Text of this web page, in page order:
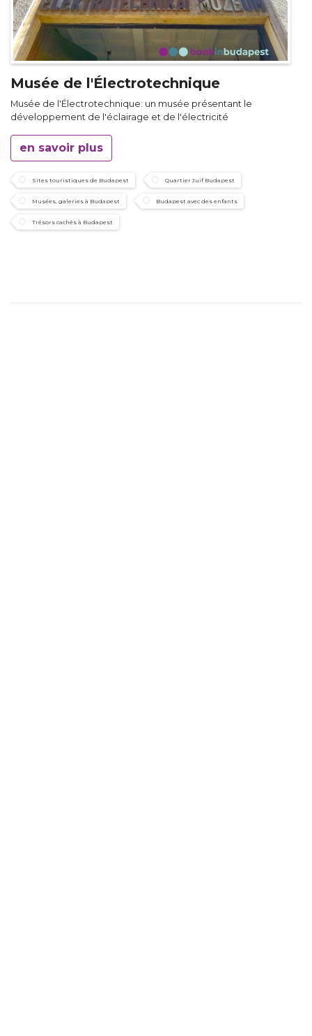
Musée de l'Électrotechnique
Musée de l'Électrotechnique: un musée présentant le
développement de l'éclairage et de l'électricité
en savoir plus
Sites touristiques de Budapest Quartier Juif Budapest
Musées, galeries à Budapest Budapest avec des enfants
Trésors cachés à Budapest